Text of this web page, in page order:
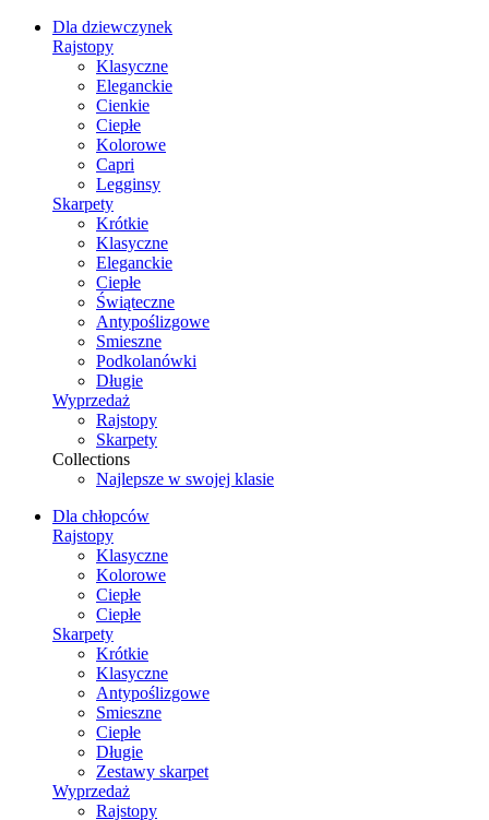
Dla dziewczynek
Rajstopy
Klasyczne
Eleganckie
Cienkie
Ciepłe
Kolorowe
Capri
Legginsy
Skarpety
Krótkie
Klasyczne
Eleganckie
Ciepłe
Świąteczne
Antypoślizgowe
Smieszne
Podkolanówki
Długie
Wyprzedaż
Rajstopy
Skarpety
Collections
Najlepsze w swojej klasie
Dla chłopców
Rajstopy
Klasyczne
Kolorowe
Ciepłe
Ciepłe
Skarpety
Krótkie
Klasyczne
Antypoślizgowe
Smieszne
Ciepłe
Długie
Zestawy skarpet
Wyprzedaż
Rajstopy